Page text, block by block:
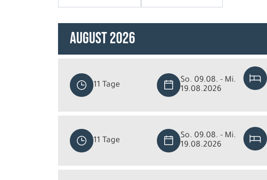
August 2026
11 Tage
So. 09.08. - Mi.
19.08.2026
11 Tage
So. 09.08. - Mi.
19.08.2026